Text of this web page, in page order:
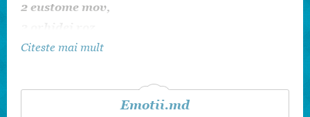
2 eustome mov,
verdeață și decor.
Modelul, culoarea florilor și cutia pot fi înlocuite în
nostru.Într-un aranjament cu o
formă deosebită sunt prezentate diverse flori
Citeste mai mult
Emotii.md